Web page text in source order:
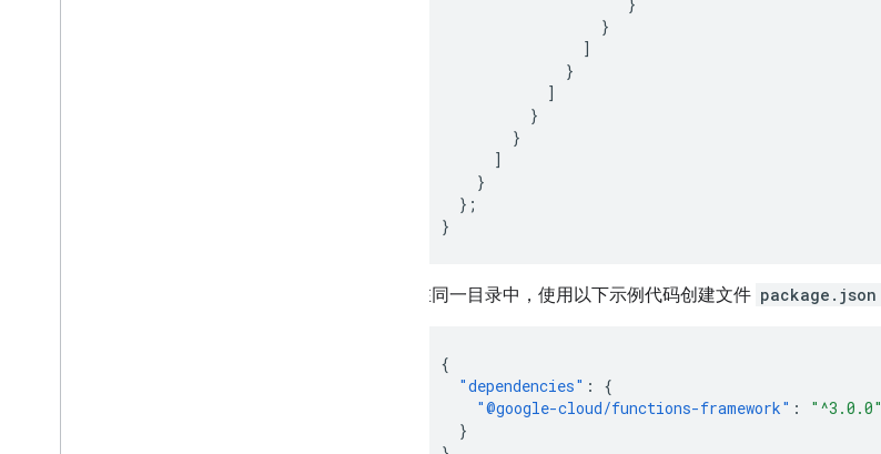
}
]
}
]
}
}
]
}
};
}
在同一目录中，使用以下示例代码创建文件 package.json
{
"dependencies" :
{
"@google-cloud/functions-framework" :
"^3.0.0"
}